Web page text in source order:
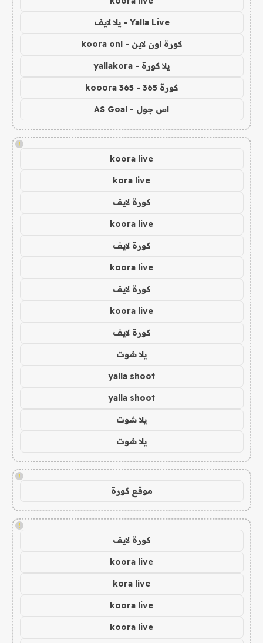
Yalla Live - يلا لايف
كورة اون لاين - koora onl
يلا كورة - yallakora
كورة 365 - kooora 365
اس جول - AS Goal
!
koora live
kora live
كورة لايف
koora live
كورة لايف
koora live
كورة لايف
koora live
كورة لايف
يلا شوت
yalla shoot
yalla shoot
يلا شوت
يلا شوت
!
موقع كورة
!
كورة لايف
koora live
kora live
koora live
koora live